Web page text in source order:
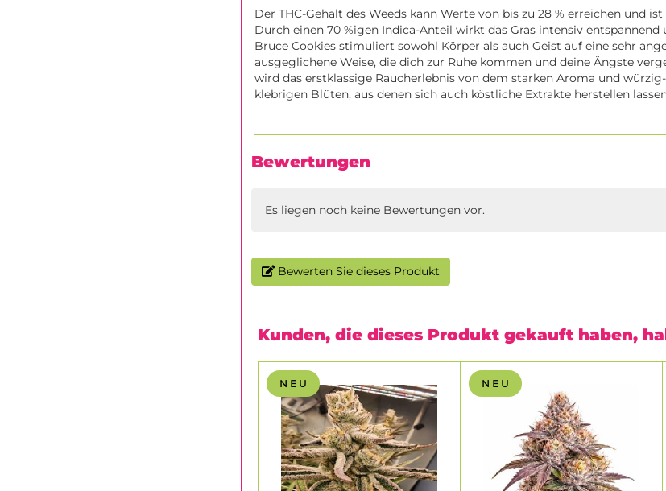
Der THC-Gehalt des Weeds kann Werte von bis zu 28 % erreichen und
Durch einen 70 %igen Indica-Anteil wirkt das Gras intensiv entspannend
Bruce Cookies stimuliert sowohl Körper als auch Geist auf eine sehr
ausgeglichene Weise, die dich zur Ruhe kommen und deine Ängste
wird das erstklassige Raucherlebnis von dem starken Aroma und
klebrigen Blüten, aus denen sich auch köstliche Extrakte herstellen
Bewertungen
Es liegen noch keine Bewertungen vor.
Bewerten Sie dieses Produkt
Kunden, die dieses Produkt gekauft haben,
N E U N E U